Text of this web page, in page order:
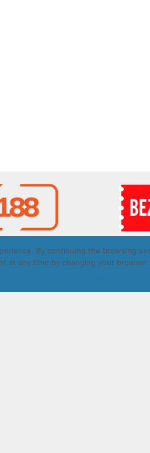
autobusu parks 2026. All
By continuing the browsing
at any time by changing your